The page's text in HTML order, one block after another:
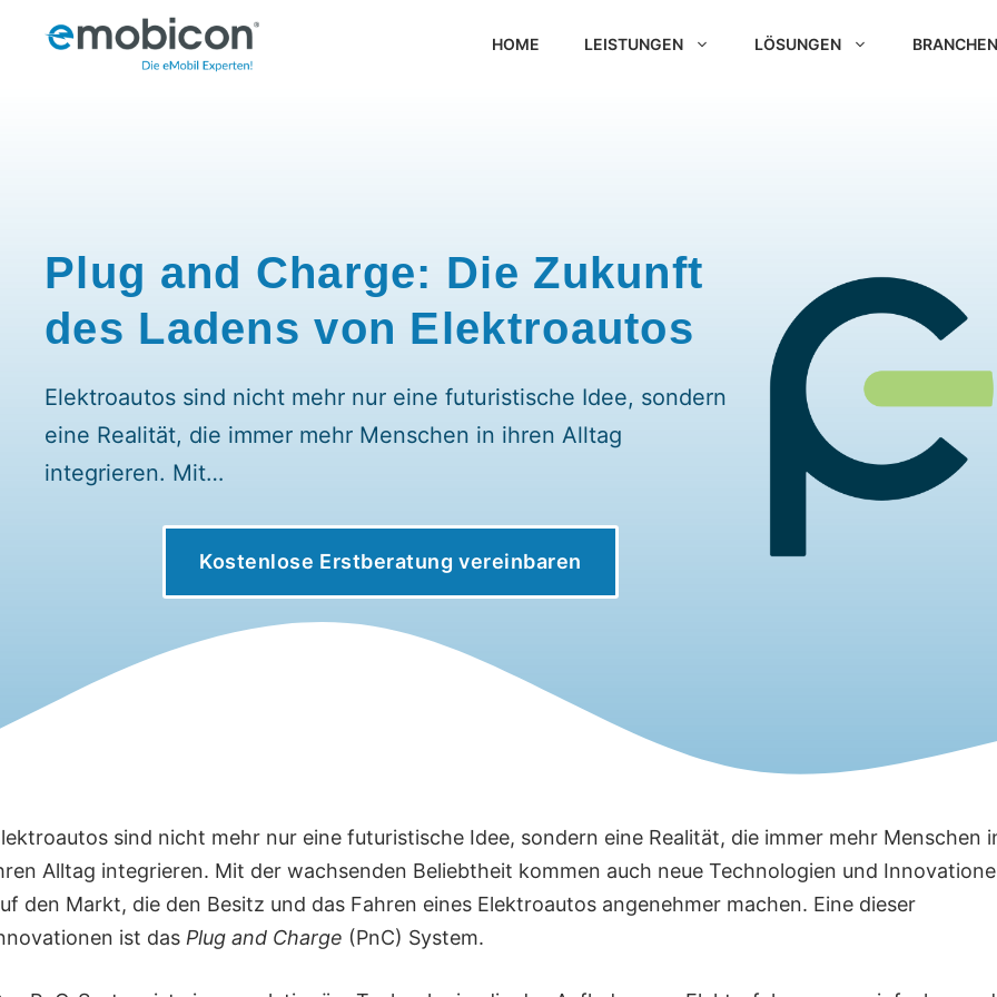
Inhalt
HOME LEISTUNGEN LÖSUNGEN BRANCHEN
Plug and Charge: Die Zukunft
des Ladens von Elektroautos
Elektroautos sind nicht mehr nur eine futuristische Idee, sondern
eine Realität, die immer mehr Menschen in ihren Alltag
integrieren. Mit…
Kostenlose Erstberatung vereinbaren
sind nicht mehr nur eine futuristische Idee, sondern eine Realität, die immer mehr Menschen
Alltag integrieren. Mit der wachsenden Beliebtheit kommen auch neue Technologien und
den Markt, die den Besitz und das Fahren eines Elektroautos angenehmer machen. Eine dieser
ist das Plug and Charge (PnC) System.